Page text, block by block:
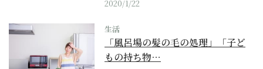
2020/1/22
生活
「風呂場の髪の毛の処理」「子ど
もの持ち物…